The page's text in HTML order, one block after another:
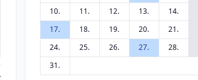
10.
11. 12. 13. 14.
17.
18. 19. 20. 21.
24.
25. 26. 27. 28.
31.